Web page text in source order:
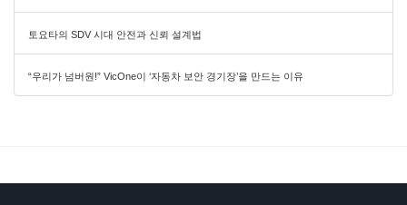
토요타의 SDV 시대 안전과 신뢰 설계법
“우리가 넘버원!” VicOne이 ‘자동차 보안 경기장’을 만드는 이유